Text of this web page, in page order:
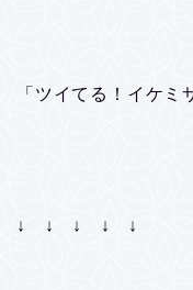
「ツイてる！イケミ
↓ ↓ ↓ ↓ ↓